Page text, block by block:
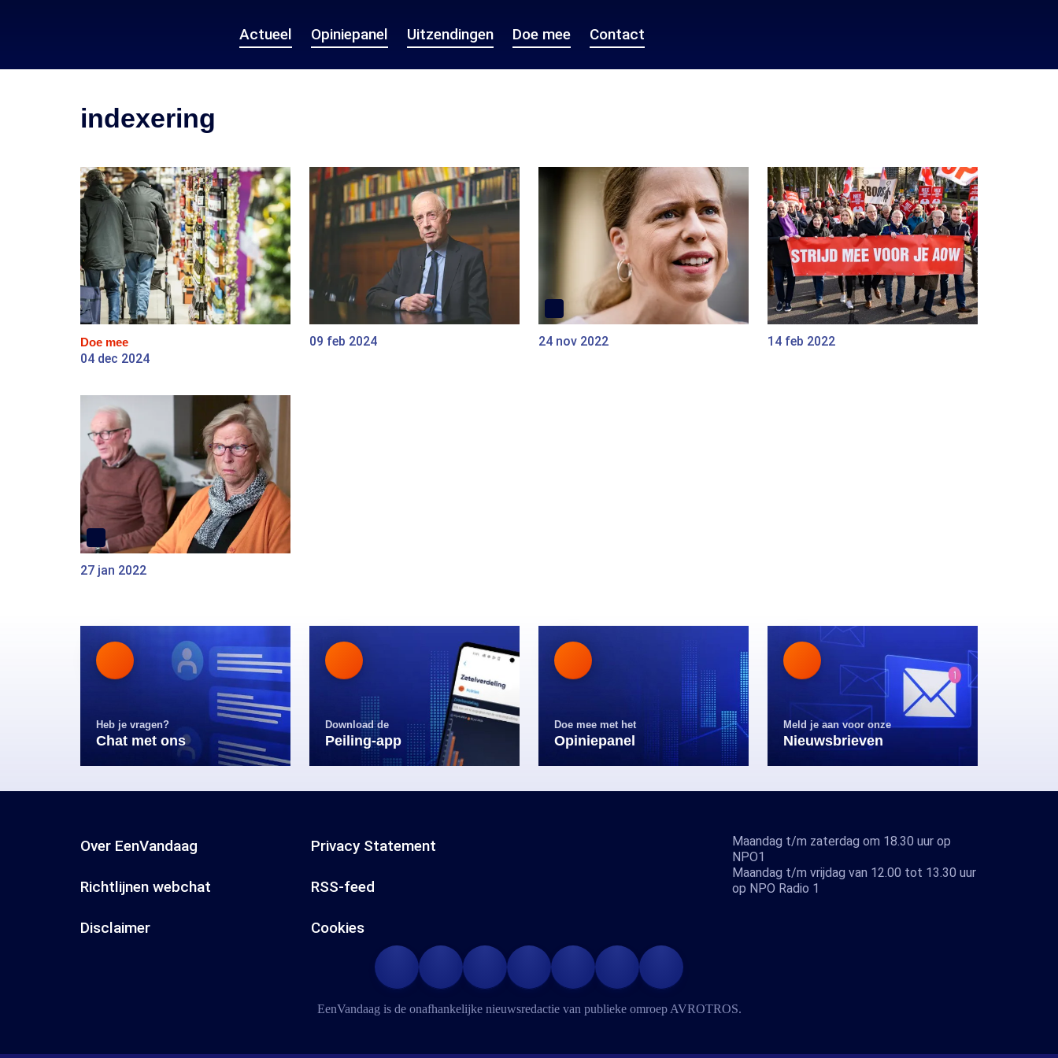
Actueel Opiniepanel Uitzendingen Doe mee Contact
indexering
Doe mee
04 dec 2024
09 feb 2024 24 nov 2022 14 feb 2022
27 jan 2022
Heb je vragen?
Chat met ons
Download de
Peiling-app
Doe mee met het
Opiniepanel
Meld je aan voor onze
Nieuwsbrieven
Over EenVandaag Privacy Statement
Richtlijnen webchat RSS-feed
Disclaimer Cookies
Maandag t/m zaterdag om 18.30 uur op
NPO1
Maandag t/m vrijdag van 12.00 tot 13.30 uur
op NPO Radio 1
EenVandaag is de onafhankelijke nieuwsredactie van publieke omroep AVROTROS.